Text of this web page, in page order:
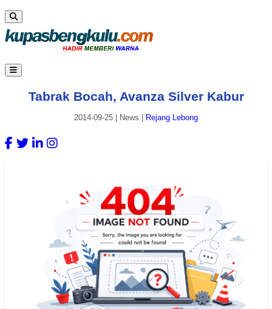
Tabrak Bocah, Avanza Silver Kabur
2014-09-25 News Rejang Lebong